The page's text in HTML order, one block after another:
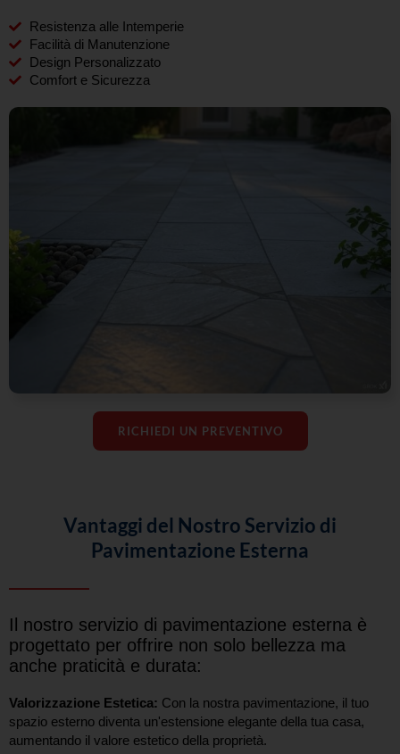
Resistenza alle Intemperie
Facilità di Manutenzione
Design Personalizzato
Comfort e Sicurezza
RICHIEDI UN PREVENTIVO
Vantaggi del Nostro Servizio di
Pavimentazione Esterna
Il nostro servizio di pavimentazione esterna è
progettato per offrire non solo bellezza ma
anche praticità e durata:
Valorizzazione Estetica: Con la nostra pavimentazione, il tuo
spazio esterno diventa un'estensione elegante della tua casa,
aumentando il valore estetico della proprietà.